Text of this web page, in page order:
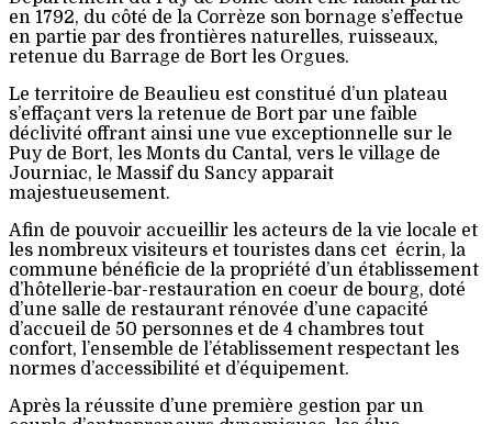
en 1792, du côté de la Corrèze son bornage s’effectue
en partie par des frontières naturelles, ruisseaux,
retenue du Barrage de Bort les Orgues.
Le territoire de Beaulieu est constitué d’un plateau
s’effaçant vers la retenue de Bort par une faible
déclivité offrant ainsi une vue exceptionnelle sur le
Puy de Bort, les Monts du Cantal, vers le village de
Journiac, le Massif du Sancy apparait
majestueusement.
Afin de pouvoir accueillir les acteurs de la vie locale et
les nombreux visiteurs et touristes dans cet écrin, la
commune bénéficie de la propriété d’un établissement
d’hôtellerie-bar-restauration en coeur de bourg, doté
d’une salle de restaurant rénovée d’une capacité
d’accueil de 50 personnes et de 4 chambres tout
confort, l’ensemble de l’établissement respectant les
normes d’accessibilité et d’équipement.
Après la réussite d’une première gestion par un